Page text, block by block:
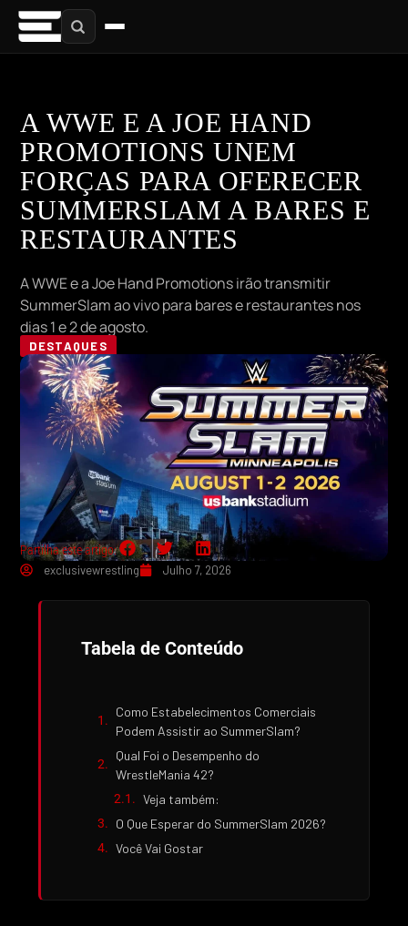
A WWE E A JOE HAND
PROMOTIONS UNEM
FORÇAS PARA OFERECER
SUMMERSLAM A BARES E
RESTAURANTES
A WWE e a Joe Hand Promotions irão transmitir
SummerSlam ao vivo para bares e restaurantes nos
dias 1 e 2 de agosto.
DESTAQUES
Partilha este artigo:
exclusivewrestling
Julho 7, 2026
Tabela de Conteúdo
Como Estabelecimentos Comerciais
Podem Assistir ao SummerSlam?
Qual Foi o Desempenho do
WrestleMania 42?
Veja também:
O Que Esperar do SummerSlam 2026?
Você Vai Gostar